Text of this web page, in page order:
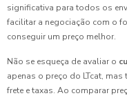
significativa para todos os
facilitar a negociação com o
conseguir um preço melhor.
Não se esqueça de avaliar o
apenas o preço do LTcat,
frete e taxas. Ao comparar